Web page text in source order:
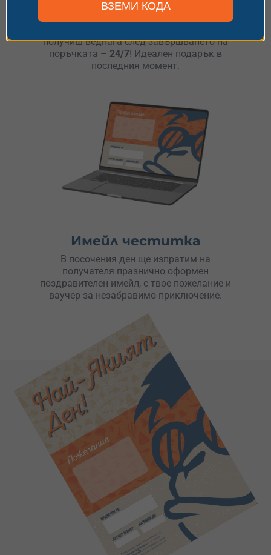
Дигитален ваучер
получиш веднага след завършването на
поръчката – 24/7! Идеален подарък в
последния момент.
Имейл честитка
В посочения ден ще изпратим на
получателя празнично оформен
поздравителен имейл, с твое пожелание и
ваучер за незабравимо приключение.
ВЗЕМИ КОДА